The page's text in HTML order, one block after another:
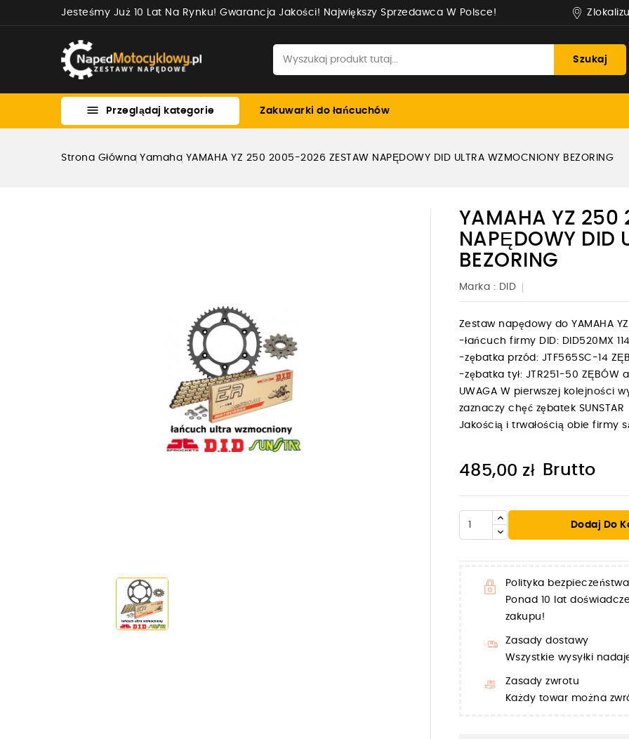
Jesteśmy Już 10 Lat Na Rynku! Gwarancja Jakości! Największy Sprzedawca W Polsce!
Szukaj
 Przeglądaj kategorie Zakuwarki do łańcuchów
Strona Główna Yamaha YAMAHA YZ 250 2005-2026 ZESTAW NAPĘDOWY DID ULTRA WZMOCNIONY BEZORING
YAMAHA YZ
NAPĘDOWY DID
BEZORING
Marka : DID
Zestaw napędowy do YAMAHA
-łańcuch firmy DID: DID520MX
-zębatka przód: JTF565SC-14
-zębatka tył: JTR251-50 ZĘBÓW
UWAGA W pierwszej kolejności
zaznaczy chęć zębatek SUNSTAR
Jakością i trwałością obie
485,00 zł Brutto
Dodaj Do
Polityka bezpieczeństwa
Ponad 10 lat
zakupu!
Zasady dostawy
Wszystkie wysyłki
Zasady zwrotu
Każdy towar można